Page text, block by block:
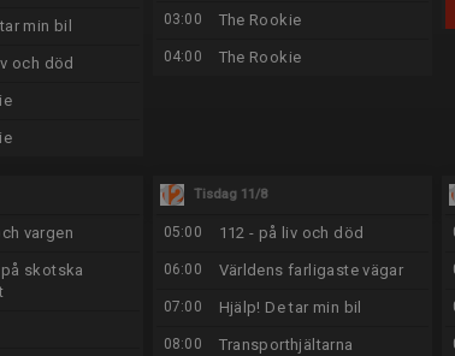
min bil
och död
03:00 The Rookie
04:00 The Rookie
vargen
skotska
Tisdag 11/8
05:00 112 - på liv och död
06:00 Världens farligaste vägar
07:00 Hjälp! De tar min bil
08:00 Transporthjältarna